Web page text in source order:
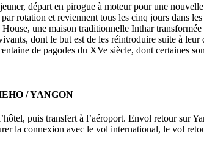
départ en pirogue à moteur pour une
rotation et reviennent tous les cinq jours dans
une maison traditionnelle Inthar
dont le but est de les réintroduire suite à
de pagodes du XVe siècle, dont certaines
/ YANGON
puis transfert à l’aéroport. Envol retour sur
la connexion avec le vol international, le vol